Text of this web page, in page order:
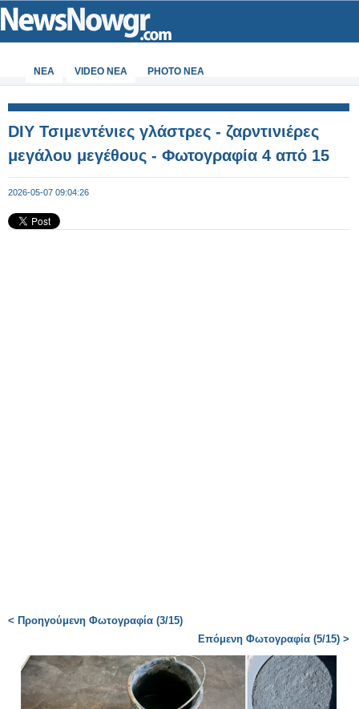
ΝΕΑ VIDEO NEA PHOTO NEA
DIY Τσιμεντένιες γλάστρες - ζαρντινιέρες
μεγάλου μεγέθους - Φωτογραφία 4 από 15
2026-05-07 09:04:26
< Προηγούμενη Φωτογραφία (3/15)
Επόμενη Φωτογραφία (5/15) >